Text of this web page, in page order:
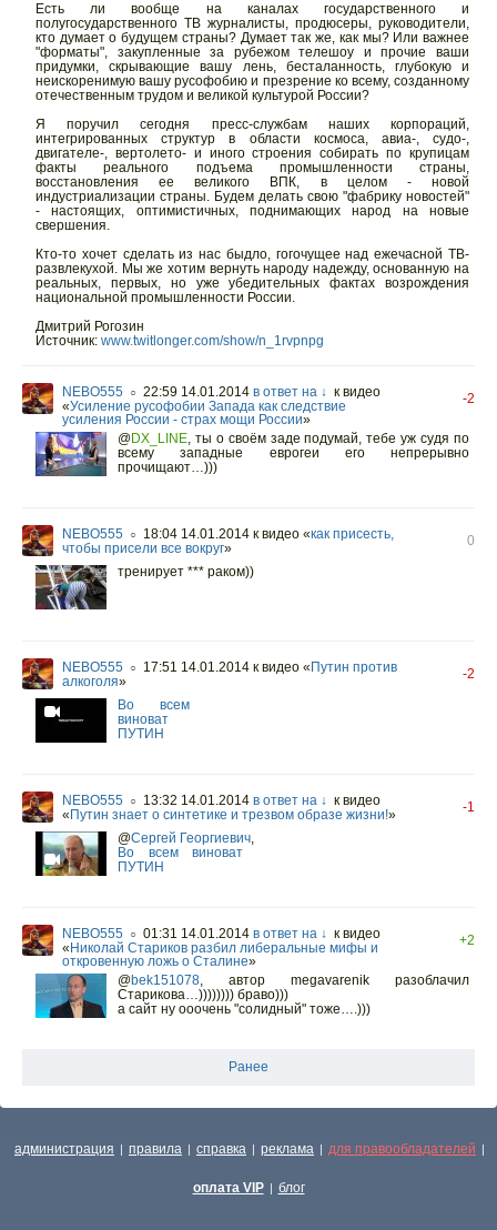
Есть ли вообще на каналах государственного и
полугосударственного ТВ журналисты, продюсеры, руководители,
кто думает о будущем страны? Думает так же, как мы? Или важнее
"форматы", закупленные за рубежом телешоу и прочие ваши
придумки, скрывающие вашу лень, бесталанность, глубокую и
неискоренимую вашу русофобию и презрение ко всему, созданному
отечественным трудом и великой культурой России?
Я поручил сегодня пресс-службам наших корпораций,
интегрированных структур в области космоса, авиа-, судо-,
двигателе-, вертолето- и иного строения собирать по крупицам
факты реального подъема промышленности страны,
восстановления ее великого ВПК, в целом - новой
индустриализации страны. Будем делать свою "фабрику новостей"
- настоящих, оптимистичных, поднимающих народ на новые
свершения.
Кто-то хочет сделать из нас быдло, гогочущее над ежечасной ТВ-
развлекухой. Мы же хотим вернуть народу надежду, основанную на
реальных, первых, но уже убедительных фактах возрождения
национальной промышленности России.
Дмитрий Рогозин
Источник: www.twitlonger.com/show/n_1rvpnpg
NEBO555 ○ 22:59 14.01.2014 в ответ на ↓ к видео
«Усиление русофобии Запада как следствие
усиления России - страх мощи России»
-2
@DX_LINE, ты о своём заде подумай, тебе уж судя по
всему западные еврогеи его непрерывно
прочищают…)))
NEBO555 ○ 18:04 14.01.2014 к видео «как присесть,
чтобы присели все вокруг»
0
тренирует *** раком))
NEBO555 ○ 17:51 14.01.2014 к видео « Путин против
алкоголя»
-2
Во всем
виноват
ПУТИН
NEBO555 ○ 13:32 14.01.2014 в ответ на ↓ к видео
« Путин знает о синтетике и трезвом образе жизни!»
-1
@Сергей Георгиевич,
Во всем виноват
ПУТИН
NEBO555 ○ 01:31 14.01.2014 в ответ на ↓ к видео
« Николай Стариков разбил либеральные мифы и
откровенную ложь о Сталине»
+2
@bek151078, автор megavarenik разоблачил
Старикова…)))))))) браво)))
а сайт ну ооочень "солидный" тоже….)))
Ранее
администрация | правила | справка | реклама | для правообладателей |
оплата VIP | блог